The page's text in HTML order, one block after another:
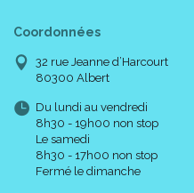
Coordonnées
32 rue Jeanne d’Harcourt
80300 Albert
Du lundi au vendredi
8h30 - 19h00 non stop
Le samedi
8h30 - 17h00 non stop
Fermé le dimanche